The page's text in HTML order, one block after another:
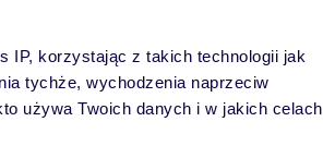
IP, korzystając z takich technologii jak
tychże, wychodzenia naprzeciw
używa Twoich danych i w jakich celach